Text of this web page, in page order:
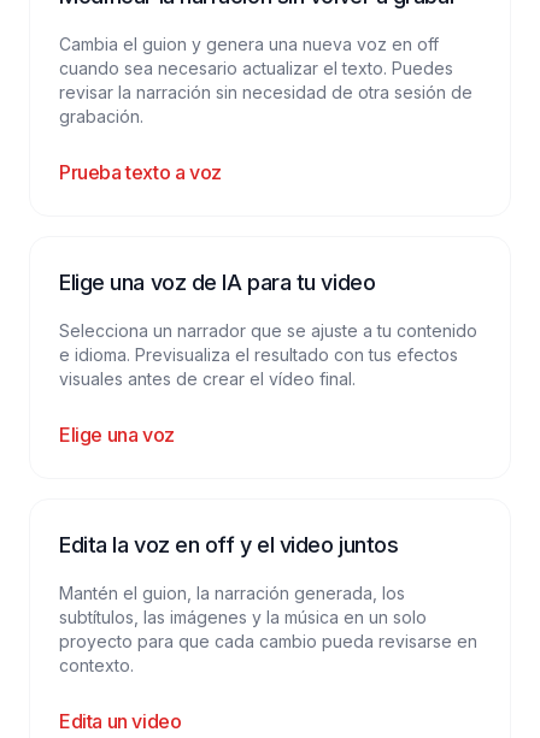
Cambia el guion y genera una nueva voz en off
cuando sea necesario actualizar el texto. Puedes
revisar la narración sin necesidad de otra sesión de
grabación.
Prueba texto a voz
Elige una voz de IA para tu video
Selecciona un narrador que se ajuste a tu contenido
e idioma. Previsualiza el resultado con tus efectos
visuales antes de crear el vídeo final.
Elige una voz
Edita la voz en off y el video juntos
Mantén el guion, la narración generada, los
subtítulos, las imágenes y la música en un solo
proyecto para que cada cambio pueda revisarse en
contexto.
Edita un video